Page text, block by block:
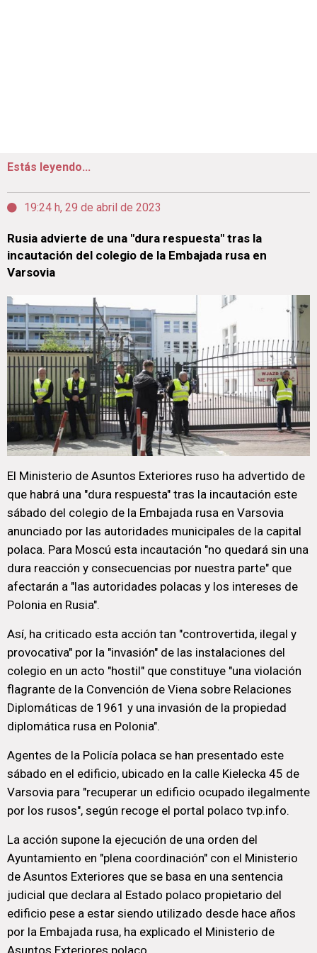
Estás leyendo...
19:24 h, 29 de abril de 2023
Rusia advierte de una "dura respuesta" tras la
incautación del colegio de la Embajada rusa en
Varsovia
El Ministerio de Asuntos Exteriores ruso ha advertido de
que habrá una "dura respuesta" tras la incautación este
sábado del colegio de la Embajada rusa en Varsovia
anunciado por las autoridades municipales de la capital
polaca. Para Moscú esta incautación "no quedará sin una
dura reacción y consecuencias por nuestra parte" que
afectarán a "las autoridades polacas y los intereses de
Polonia en Rusia".
Así, ha criticado esta acción tan "controvertida, ilegal y
provocativa" por la "invasión" de las instalaciones del
colegio en un acto "hostil" que constituye "una violación
flagrante de la Convención de Viena sobre Relaciones
Diplomáticas de 1961 y una invasión de la propiedad
diplomática rusa en Polonia".
Agentes de la Policía polaca se han presentado este
sábado en el edificio, ubicado en la calle Kielecka 45 de
Varsovia para "recuperar un edificio ocupado ilegalmente
por los rusos", según recoge el portal polaco tvp.info.
La acción supone la ejecución de una orden del
Ayuntamiento en "plena coordinación" con el Ministerio
de Asuntos Exteriores que se basa en una sentencia
judicial que declara al Estado polaco propietario del
edificio pese a estar siendo utilizado desde hace años
por la Embajada rusa, ha explicado el Ministerio de
Asuntos Exteriores polaco.